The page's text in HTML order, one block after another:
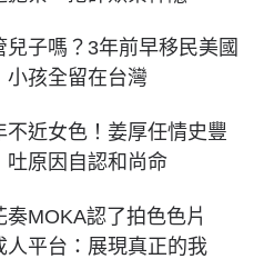
兒子嗎？3年前早移民美國
孩全留在台灣
不近女色！姜厚任情史豐
原因自認和尚命
奏MOKA認了拍色色片
人平台：展現真正的我